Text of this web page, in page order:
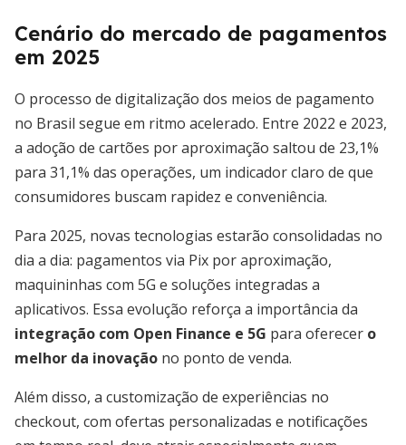
Cenário do mercado de pagamentos
em 2025
O processo de digitalização dos meios de pagamento
no Brasil segue em ritmo acelerado. Entre 2022 e 2023,
a adoção de cartões por aproximação saltou de 23,1%
para 31,1% das operações, um indicador claro de que
consumidores buscam rapidez e conveniência.
Para 2025, novas tecnologias estarão consolidadas no
dia a dia: pagamentos via Pix por aproximação,
maquininhas com 5G e soluções integradas a
aplicativos. Essa evolução reforça a importância da
integração com Open Finance e 5G para oferecer o
melhor da inovação no ponto de venda.
Além disso, a customização de experiências no
checkout, com ofertas personalizadas e notificações